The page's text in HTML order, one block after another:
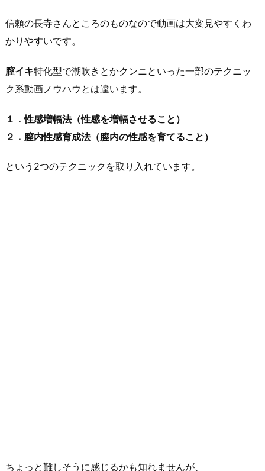
信頼の長寺さんところのものなので動画は大変見やすくわ
かりやすいです。
膣イキ特化型で潮吹きとかクンニといった一部のテクニッ
ク系動画ノウハウとは違います。
１．性感増幅法（性感を増幅させること）
２．膣内性感育成法（膣内の性感を育てること）
という2つのテクニックを取り入れています。
ちょっと難しそうに感じるかも知れませんが、